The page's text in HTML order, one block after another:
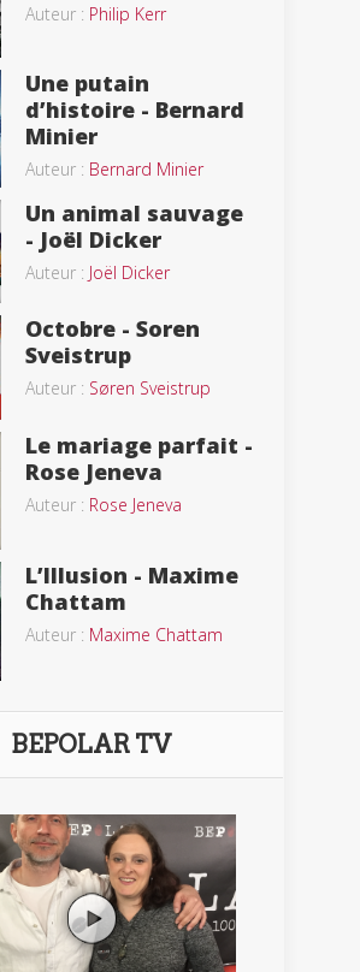
Auteur : Philip Kerr
Une putain
d’histoire - Bernard
Minier
Auteur : Bernard Minier
Un animal sauvage
- Joël Dicker
Auteur : Joël Dicker
Octobre - Soren
Sveistrup
Auteur : Søren Sveistrup
Le mariage parfait -
Rose Jeneva
Auteur : Rose Jeneva
L’Illusion - Maxime
Chattam
Auteur : Maxime Chattam
BEPOLAR TV